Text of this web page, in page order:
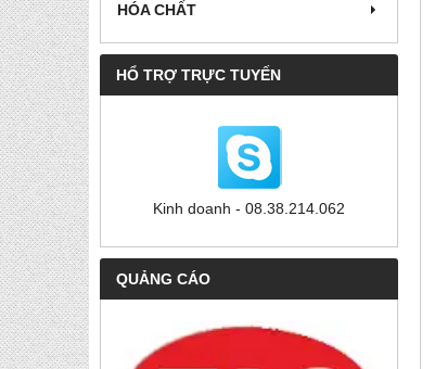
HÓA CHẤT
HỔ TRỢ TRỰC TUYẾN
Kinh doanh - 08.38.214.062
QUẢNG CÁO